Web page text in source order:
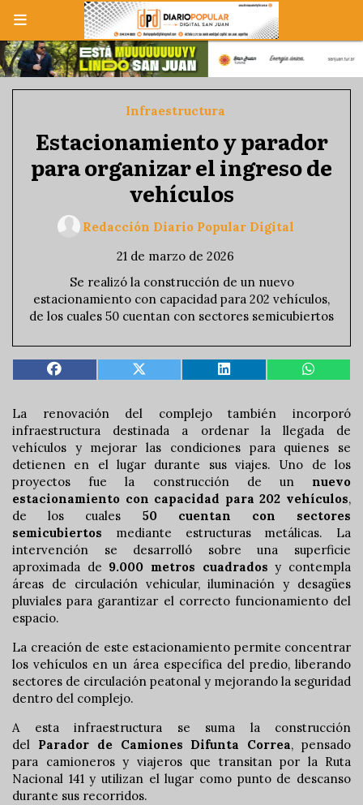
Estacionamiento y parador
para organizar el ingreso de
vehículos
Se realizó la construcción de un nuevo
estacionamiento con capacidad para 202 vehículos,
de los cuales 50 cuentan con sectores semicubiertos
Infraestructura
21 de marzo de 2026
Redacción Diario Popular Digital
La renovación del complejo también incorporó
infraestructura destinada a ordenar la llegada de
vehículos y mejorar las condiciones para quienes se
detienen en el lugar durante sus viajes. Uno de los
proyectos fue la construcción de un nuevo
estacionamiento con capacidad para 202 vehículos,
de los cuales 50 cuentan con sectores
semicubiertos
mediante estructuras metálicas. La
intervención se desarrolló sobre una superficie
aproximada de 9.000 metros cuadrados y contempla
áreas de circulación vehicular, iluminación y desagües
pluviales para garantizar el correcto funcionamiento del
espacio.
La creación de este estacionamiento permite concentrar
los vehículos en un área específica del predio, liberando
sectores de circulación peatonal y mejorando la seguridad
dentro del complejo.
A esta infraestructura se suma la construcción
del Parador de Camiones Difunta Correa, pensado
para camioneros y viajeros que transitan por la Ruta
Nacional 141 y utilizan el lugar como punto de descanso
durante sus recorridos.